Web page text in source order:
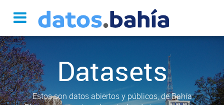
Datasets
Estos son datos abiertos y públicos, de Bahía